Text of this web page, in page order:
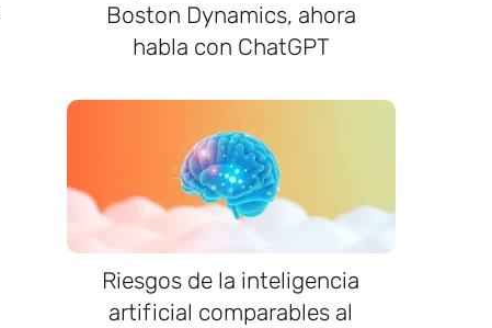
Boston Dynamics, ahora
habla con ChatGPT
Riesgos de la inteligencia
artificial comparables al